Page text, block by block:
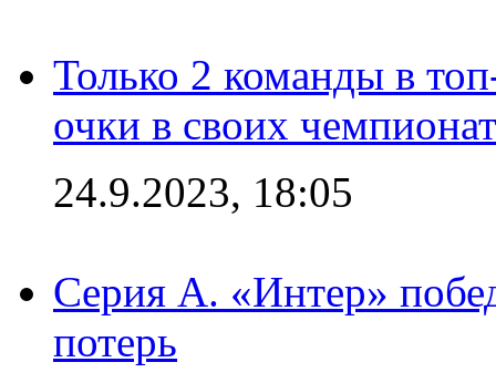
Только 2 команды в
очки в своих
24.9.2023, 18:05
Серия А. «Интер»
потерь